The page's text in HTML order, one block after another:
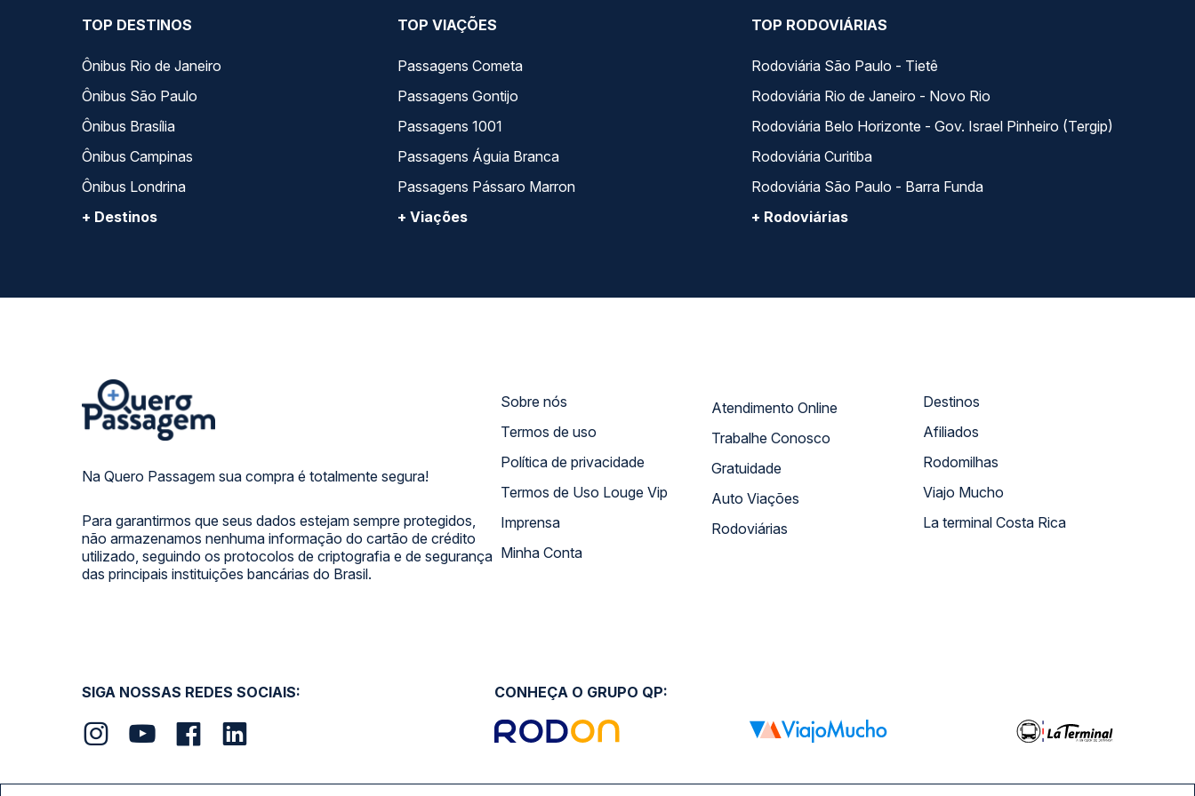
TOP DESTINOS
Ônibus Rio de Janeiro
Ônibus São Paulo
Ônibus Brasília
Ônibus Campinas
Ônibus Londrina
+ Destinos
TOP VIAÇÕES
Passagens Cometa
Passagens Gontijo
Passagens 1001
Passagens Águia Branca
Passagens Pássaro Marron
+ Viações
TOP RODOVIÁRIAS
Rodoviária São Paulo - Tietê
Rodoviária Rio de Janeiro - Novo Rio
Rodoviária Belo Horizonte - Gov. Israel Pinheiro (Tergip)
Rodoviária Curitiba
Rodoviária São Paulo - Barra Funda
+ Rodoviárias
Na Quero Passagem sua compra é totalmente segura!
Para garantirmos que seus dados estejam sempre protegidos,
não armazenamos nenhuma informação do cartão de crédito
utilizado, seguindo os protocolos de criptografia e de segurança
das principais instituições bancárias do Brasil.
Sobre nós
Termos de uso
Política de privacidade
Termos de Uso Louge Vip
Imprensa
Minha Conta
Atendimento Online
Trabalhe Conosco
Gratuidade
Auto Viações
Rodoviárias
Destinos
Afiliados
Rodomilhas
Viajo Mucho
La terminal Costa Rica
SIGA NOSSAS REDES SOCIAIS: CONHEÇA O GRUPO QP: